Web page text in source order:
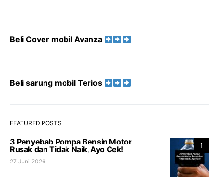
Beli Cover mobil Avanza
Beli sarung mobil Terios
FEATURED POSTS
1
3 Penyebab Pompa Bensin Motor
Rusak dan Tidak Naik, Ayo Cek!
27 Juni 2026